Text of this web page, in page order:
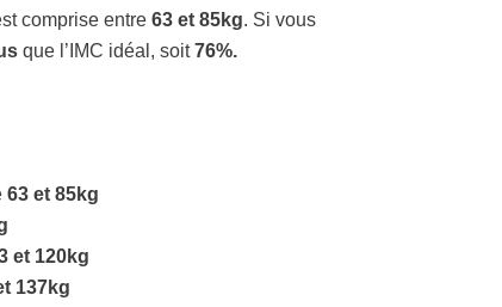
comprise entre 63 et 85kg. Si vous
que l’IMC idéal, soit76%.
63 et 85kg
et 120kg
137kg